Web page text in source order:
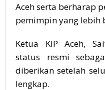
Aceh serta berharap
pemimpin yang lebih
Ketua KIP Aceh,
status resmi
diberikan setelah
lengkap.